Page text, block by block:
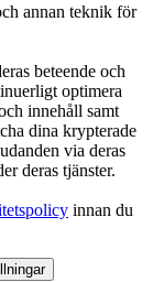
annan teknik för
beteende och
optimera
innehåll samt
dina krypterade
via deras
deras tjänster.
innan du